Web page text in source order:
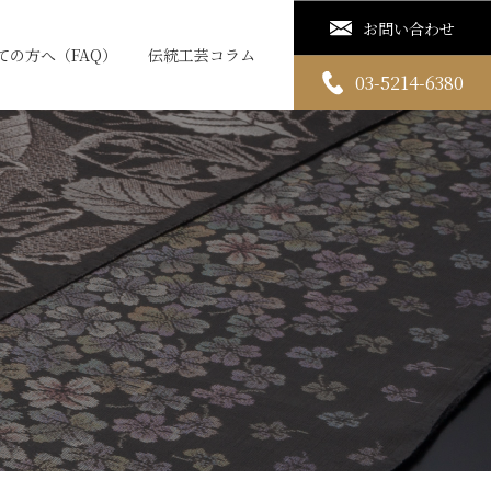
の方へ（FAQ） 伝統工芸コラム
お問い合わせ
03-5214-6380